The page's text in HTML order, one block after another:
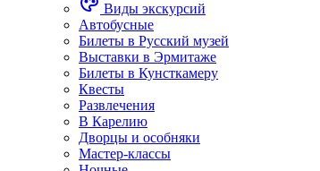
Виды экскурсий
Автобусные
Билеты в Русский музей
Выставки в Эрмитаже
Билеты в Кунсткамеру
Квесты
Развлечения
В Карелию
Дворцы и особняки
Мастер-классы